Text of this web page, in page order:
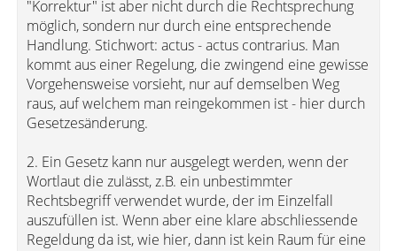
"Korrektur" ist aber nicht durch die Rechtsprechung
möglich, sondern nur durch eine entsprechende
Handlung. Stichwort: actus - actus contrarius. Man
kommt aus einer Regelung, die zwingend eine gewisse
Vorgehensweise vorsieht, nur auf demselben Weg
raus, auf welchem man reingekommen ist - hier durch
Gesetzesänderung.
2. Ein Gesetz kann nur ausgelegt werden, wenn der
Wortlaut die zulässt, z.B. ein unbestimmter
Rechtsbegriff verwendet wurde, der im Einzelfall
auszufüllen ist. Wenn aber eine klare abschliessende
Regeldung da ist, wie hier, dann ist kein Raum für eine